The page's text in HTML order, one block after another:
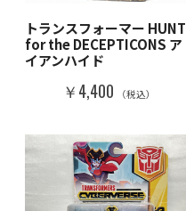
トランスフォーマー HUNT
for the DECEPTICONS ア
イアンハイド
￥4,400 （税込）